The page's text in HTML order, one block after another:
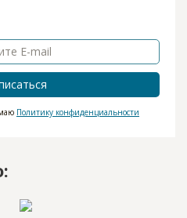
Политику конфиденциальности